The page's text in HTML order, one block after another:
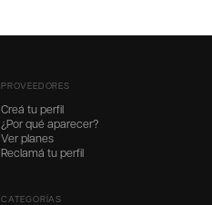
PROVEEDORES
Creá tu perfil
¿Por qué aparecer?
Ver planes
Reclamá tu perfil
CATEGORÍAS